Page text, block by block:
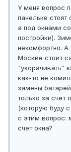
У меня вопрос
панельке
а под окнами
постройки).
некомфортно.
Москве стоит
"укорачивать"
как-то не
замены
только за счет
(которую буду
с этим вопрос:
счет окна?